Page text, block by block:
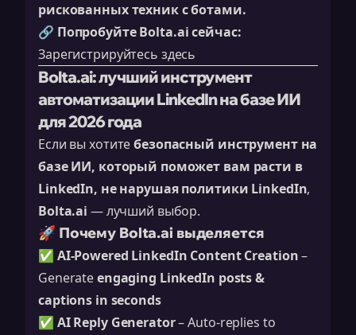
рискованных техник с ботами.
🔗 Попробуйте Bolta.ai сейчас:
Зарегистрируйтесь здесь
Bolta.ai: лучший инструмент
автоматизации LinkedIn на базе ИИ
для 2026 года
Если вы хотитебезопасный инструмент на
базе ИИ, который поможет вам расти в
LinkedIn, не нарушая политики LinkedIn,
Bolta.ai — лучший выбор.
🚀 Почему Bolta.ai выделяется
✅ AI-Powered LinkedIn Content Creation–
Generateengaging LinkedIn posts &
captions in seconds
✅ AI Reply Generator– Auto-replies to